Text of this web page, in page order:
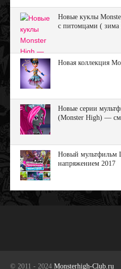
Новые куклы
с питомцами ( зима
Новая коллекция
Новые серии
(Monster High) —
Новый мультфильм
напряжением 2017
© 2011 - 2024 Monsterhigh-Club.ru